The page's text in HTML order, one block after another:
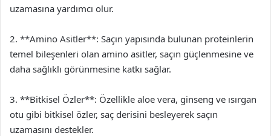
uzamasına yardımcı olur.
2. **Amino Asitler**: Saçın yapısında bulunan proteinlerin
temel bileşenleri olan amino asitler, saçın güçlenmesine ve
daha sağlıklı görünmesine katkı sağlar.
3. **Bitkisel Özler**: Özellikle aloe vera, ginseng ve ısırgan
otu gibi bitkisel özler, saç derisini besleyerek saçın
uzamasını destekler.